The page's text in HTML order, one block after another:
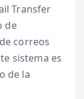
Transfer
de
correos
sistema es
de la